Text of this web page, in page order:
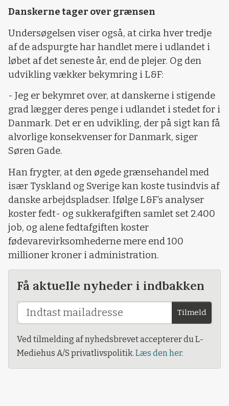
Danskerne tager over grænsen
Undersøgelsen viser også, at cirka hver tredje
af de adspurgte har handlet mere i udlandet i
løbet af det seneste år, end de plejer. Og den
udvikling vækker bekymring i L&F:
- Jeg er bekymret over, at danskerne i stigende
grad lægger deres penge i udlandet i stedet for i
Danmark. Det er en udvikling, der på sigt kan få
alvorlige konsekvenser for Danmark, siger
Søren Gade.
Han frygter, at den øgede grænsehandel med
især Tyskland og Sverige kan koste tusindvis af
danske arbejdspladser. Ifølge L&F’s analyser
koster fedt- og sukkerafgiften samlet set 2.400
job, og alene fedtafgiften koster
fødevarevirksomhederne mere end 100
millioner kroner i administration.
Få aktuelle nyheder i indbakken
Tilmeld
Ved tilmelding af nyhedsbrevet accepterer du L-
Mediehus A/S privatlivspolitik. Læs den her.